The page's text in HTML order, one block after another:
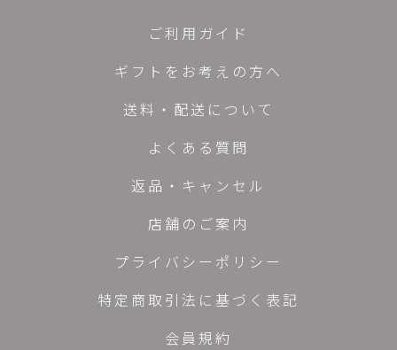
ご利用ガイド
ギフトをお考えの方へ
送料・配送について
よくある質問
返品・キャンセル
店舗のご案内
プライバシーポリシー
特定商取引法に基づく表記
会員規約